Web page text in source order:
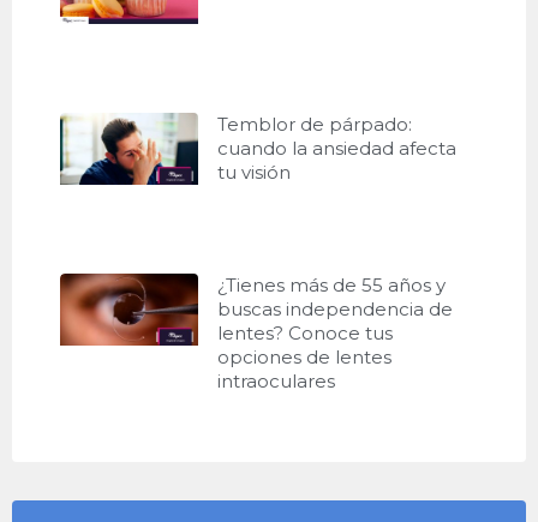
Temblor de párpado:
cuando la ansiedad afecta
tu visión
¿Tienes más de 55 años y
buscas independencia de
lentes? Conoce tus
opciones de lentes
intraoculares